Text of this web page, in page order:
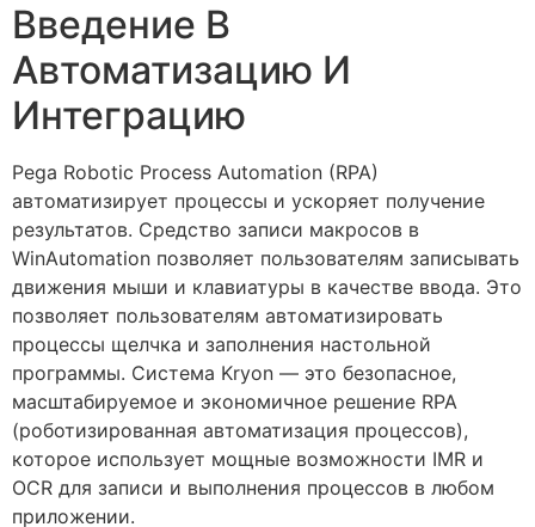
Введение В
Автоматизацию И
Интеграцию
Pega Robotic Process Automation (RPA)
автоматизирует процессы и ускоряет получение
результатов. Средство записи макросов в
WinAutomation позволяет пользователям записывать
движения мыши и клавиатуры в качестве ввода. Это
позволяет пользователям автоматизировать
процессы щелчка и заполнения настольной
программы. Система Kryon — это безопасное,
масштабируемое и экономичное решение RPA
(роботизированная автоматизация процессов),
которое использует мощные возможности IMR и
OCR для записи и выполнения процессов в любом
приложении.